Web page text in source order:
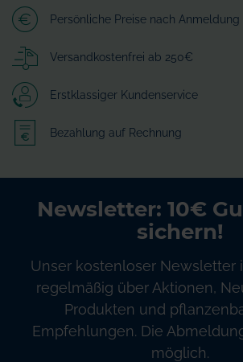
Persönliche Preise nach Anmeldung
Versandkostenfrei ab 250€
Erstklassiger Kundenservice
Bezahlung auf Rechnung
Newsletter: 10€
sichern!
Unser kostenloser Newsletter
regelmäßig über Aktionen,
Produkten und
Empfehlungen. Die
möglich.